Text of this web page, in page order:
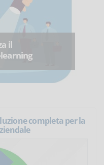
il
completa per la